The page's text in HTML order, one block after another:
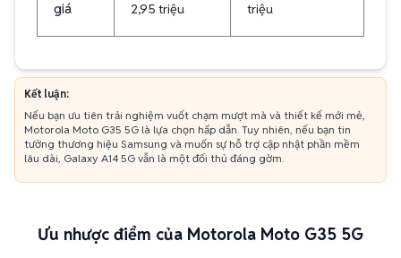
giá
2,95 triệu
triệu
Kết luận:
Nếu bạn ưu tiên trải nghiệm vuốt chạm mượt mà và thiết kế mới mẻ,
Motorola Moto G35 5G là lựa chọn hấp dẫn. Tuy nhiên, nếu bạn tin
tưởng thương hiệu Samsung và muốn sự hỗ trợ cập nhật phần mềm
lâu dài, Galaxy A14 5G vẫn là một đối thủ đáng gờm.
Ưu nhược điểm của Motorola Moto G35 5G